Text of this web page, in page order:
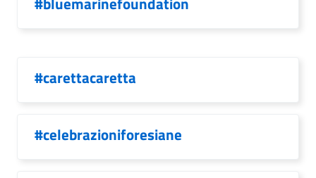
#carettacaretta
#celebrazioniforesiane